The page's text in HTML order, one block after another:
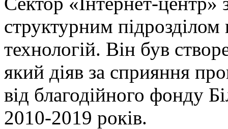
структурним підрозділом
технологій. Він був
який діяв за сприяння
від благодійного фонду
2010-2019 років.